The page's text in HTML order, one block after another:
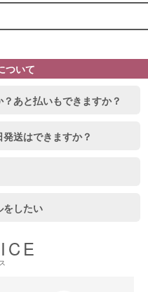
ついて
あと払いもできますか？
送はできますか？
をしたい